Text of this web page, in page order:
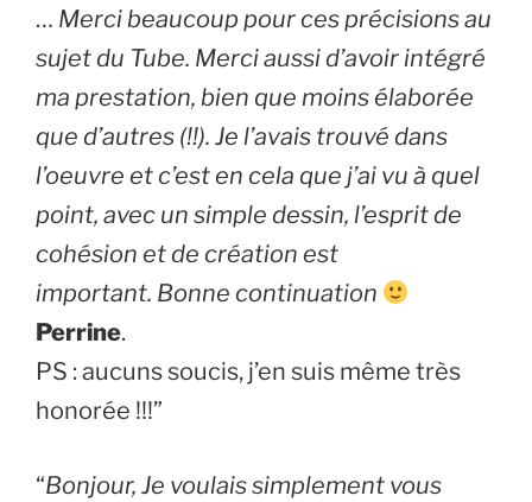
… Merci beaucoup pour ces précisions au
sujet du Tube. Merci aussi d’avoir intégré
ma prestation, bien que moins élaborée
que d’autres (!!). Je l’avais trouvé dans
l’oeuvre et c’est en cela que j’ai vu à quel
point, avec un simple dessin, l’esprit de
cohésion et de création est
important. Bonne continuation
Perrine.
PS : aucuns soucis, j’en suis même très
honorée !!!”
“Bonjour, Je voulais simplement vous